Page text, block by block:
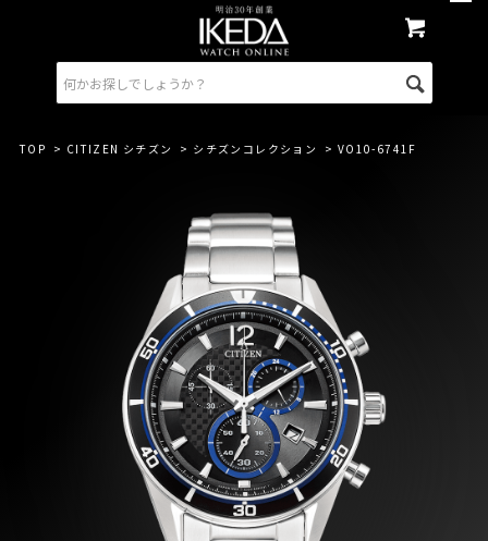
TOP > CITIZEN シチズン > シチズンコレクション > VO10-6741F